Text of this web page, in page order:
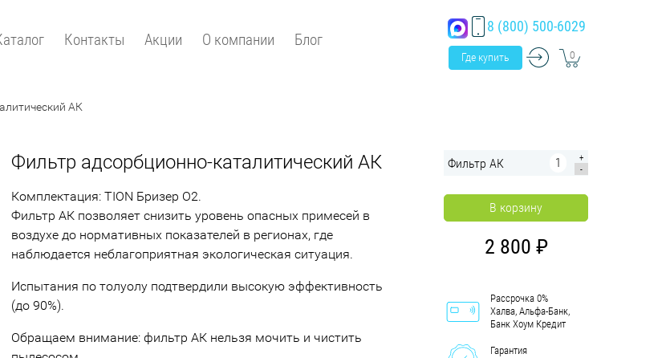
Контакты Акции О компании Блог
8 (800) 500-6029
Где купить 0
АК
Фильтр адсорбционно-каталитический АК
Комплектация: TION Бризер O2.
Фильтр АК позволяет снизить уровень опасных примесей в
воздухе до нормативных показателей в регионах, где
наблюдается неблагоприятная экологическая ситуация.
Испытания по толуолу подтвердили высокую эффективность
(до 90%).
Обращаем внимание: фильтр АК нельзя мочить и чистить
Фильтр АК
+
-
В корзину
2 800
Рассрочка 0%
Халва, Альфа-Банк,
Банк Хоум Кредит
Гарантия